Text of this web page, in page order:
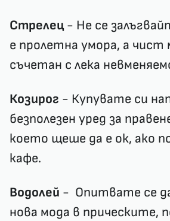
Стрелец- Не се
е пролетна умора, а чист
съчетан с лека
Козирог - Купувате си
безполезен уред за
което щеше да е ок, ако
кафе.
Водолей - Опитвате се
нова мода в прическите,